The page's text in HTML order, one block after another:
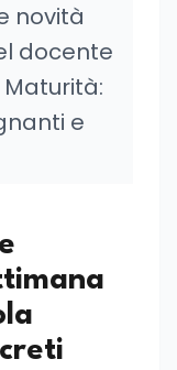
novità
docente
e